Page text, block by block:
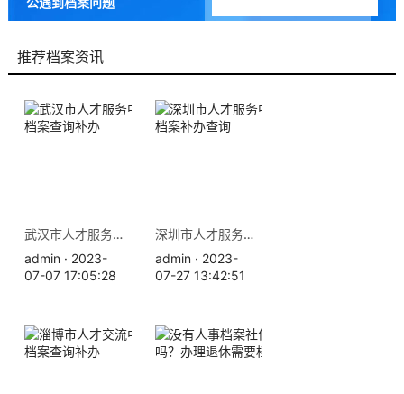
推荐档案资讯
武汉市人才服务中心地址 档案查询补办
admin · 2023-
07-07 17:05:28
深圳市人才服务中心地址 档案补办查询
admin · 2023-
07-27 13:42:51